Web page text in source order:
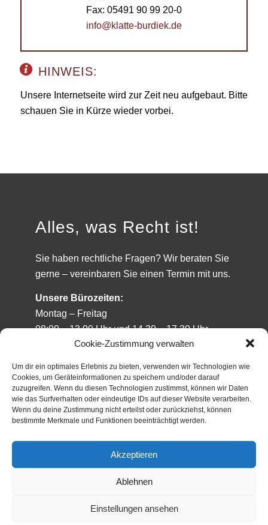
Cookie-Zustimmung verwalten
Um dir ein optimales Erlebnis zu bieten, verwenden wir Technologien wie
Cookies, um Geräteinformationen zu speichern und/oder darauf
zuzugreifen. Wenn du diesen Technologien zustimmst, können wir Daten
wie das Surfverhalten oder eindeutige IDs auf dieser Website verarbeiten.
Wenn du deine Zustimmung nicht erteilst oder zurückziehst, können
bestimmte Merkmale und Funktionen beeinträchtigt werden.
Akzeptieren
Ablehnen
Einstellungen ansehen
Fax: 05491 90 99 20-0
info@klatte-burdiek.de
HINWEIS:
Unsere Internetseite wird zur Zeit neu aufgebaut. Bitte
schauen Sie in Kürze wieder vorbei.
Alles, was Recht ist!
Sie haben rechtliche Fragen? Wir beraten Sie
gerne – vereinbaren Sie einen Termin mit uns.
Unsere Bürozeiten:
Montag – Freitag
08:00 – 13.00 Uhr und 14.30 – 17.30 Uhr
Vereinbarung.
>> Datenschutzerklärung